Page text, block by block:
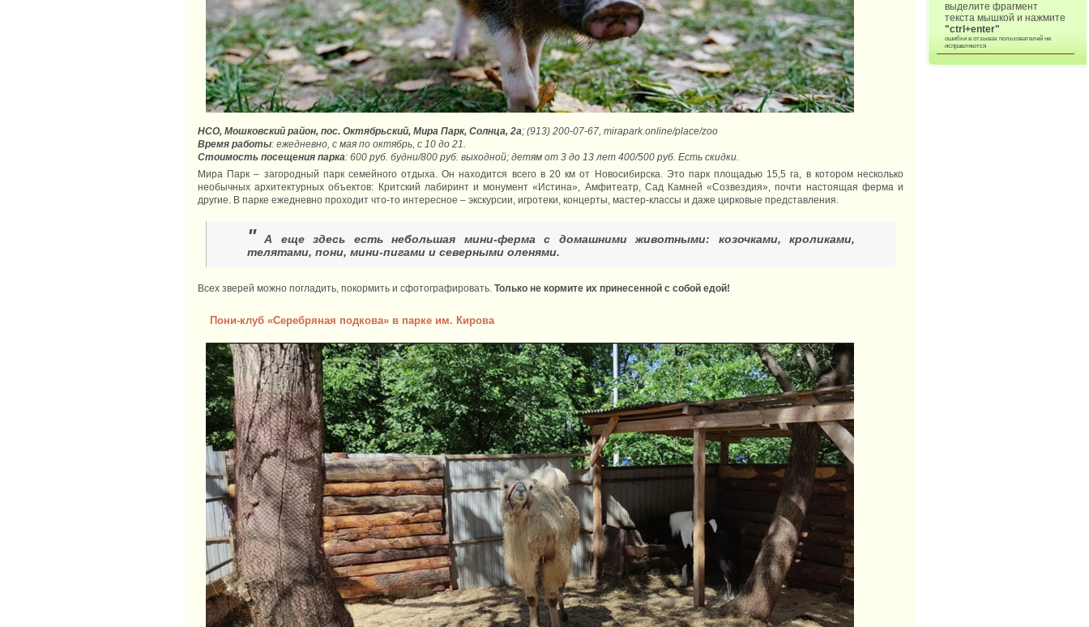
НСО, Мошковский район, пос. Октябрьский, Мира Парк, Солнца, 2а; (913) 200-07-67, mirapark.online/place/zoo
Время работы: ежедневно, с мая по октябрь, с 10 до 21.
Стоимость посещения парка: 600 руб. будни/800 руб. выходной; детям от 3 до 13 лет 400/500 руб. Есть скидки.
Мира Парк – загородный парк семейного отдыха. Он находится всего в 20 км от Новосибирска. Это парк площадью 15,5 га, в котором несколько
необычных архитектурных объектов: Критский лабиринт и монумент «Истина», Амфитеатр, Сад Камней «Созвездия», почти настоящая ферма и
другие. В парке ежедневно проходит что-то интересное – экскурсии, игротеки, концерты, мастер-классы и даже цирковые представления.
" А еще здесь есть небольшая мини-ферма с домашними животными: козочками, кроликами,
телятами, пони, мини-пигами и северными оленями.
Всех зверей можно погладить, покормить и сфотографировать. Только не кормите их принесенной с собой едой!
Пони-клуб «Серебряная подкова» в парке им. Кирова
выделите фрагмент
текста мышкой и нажмите
"ctrl+enter"
ошибки в отзывах пользователей не
исправляются